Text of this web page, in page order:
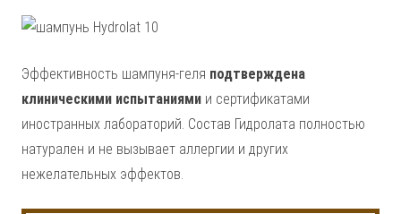
Эффективность шампуня-геля подтверждена
клиническими испытаниями и сертификатами
иностранных лабораторий. Состав Гидролата полностью
натурален и не вызывает аллергии и других
нежелательных эффектов.